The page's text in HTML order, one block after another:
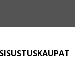
SISUSTUSKAUPAT